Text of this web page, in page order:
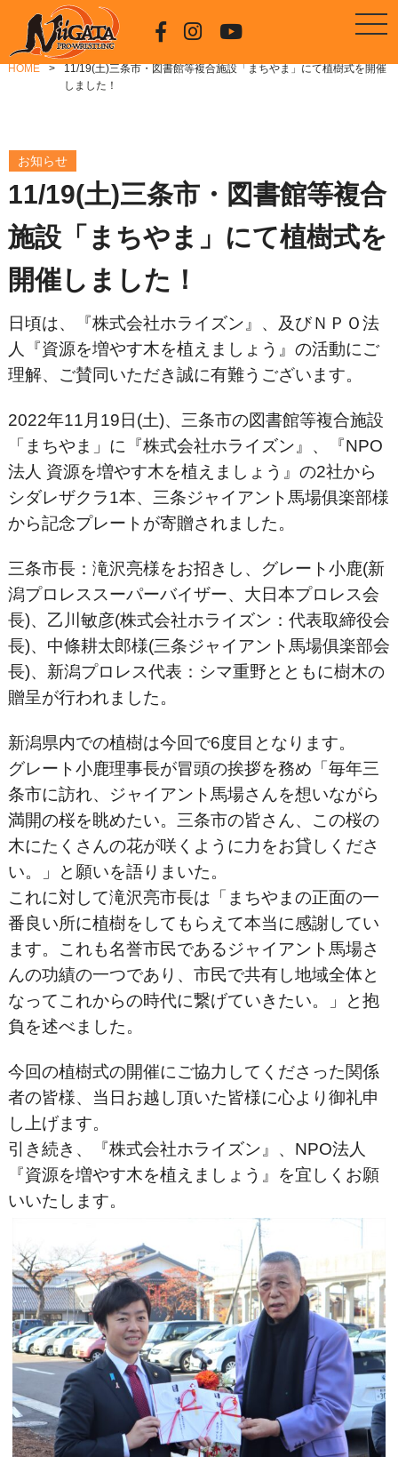
HOME
11/19(土)三条市・図書館等複合施設「まちやま」にて植樹式を開催
しました！
お知らせ
11/19(土)三条市・図書館等複合
施設「まちやま」にて植樹式を
開催しました！
日頃は、『株式会社ホライズン』、及びＮＰＯ法
人『資源を増やす木を植えましょう』の活動にご
理解、ご賛同いただき誠に有難うございます。
2022年11月19日(土)、三条市の図書館等複合施設
「まちやま」に『株式会社ホライズン』、『NPO
法人 資源を増やす木を植えましょう』の2社から
シダレザクラ1本、三条ジャイアント馬場俱楽部様
から記念プレートが寄贈されました。
三条市長：滝沢亮様をお招きし、グレート小鹿(新
潟プロレススーパーバイザー、大日本プロレス会
長)、乙川敏彦(株式会社ホライズン：代表取締役会
長)、中條耕太郎様(三条ジャイアント馬場俱楽部会
長)、新潟プロレス代表：シマ重野とともに樹木の
贈呈が行われました。
新潟県内での植樹は今回で6度目となります。
グレート小鹿理事長が冒頭の挨拶を務め「毎年三
条市に訪れ、ジャイアント馬場さんを想いながら
満開の桜を眺めたい。三条市の皆さん、この桜の
木にたくさんの花が咲くように力をお貸しくださ
い。」と願いを語りまいた。
これに対して滝沢亮市長は「まちやまの正面の一
番良い所に植樹をしてもらえて本当に感謝してい
ます。これも名誉市民であるジャイアント馬場さ
んの功績の一つであり、市民で共有し地域全体と
なってこれからの時代に繋げていきたい。」と抱
負を述べました。
今回の植樹式の開催にご協力してくださった関係
者の皆様、当日お越し頂いた皆様に心より御礼申
し上げます。
引き続き、『株式会社ホライズン』、NPO法人
『資源を増やす木を植えましょう』を宜しくお願
いいたします。